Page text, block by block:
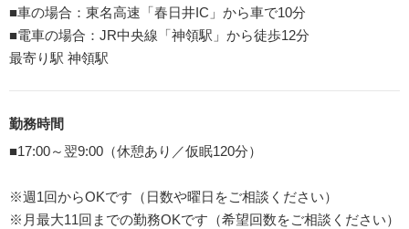
■車の場合：東名高速「春日井IC」から車で10分
■電車の場合：JR中央線「神領駅」から徒歩12分
最寄り駅 神領駅
勤務時間
■17:00～翌9:00（休憩あり／仮眠120分）
※週1回からOKです（日数や曜日をご相談ください）
※月最大11回までの勤務OKです（希望回数をご相談ください）